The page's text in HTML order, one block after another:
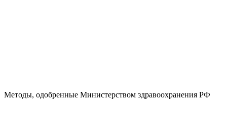
Методы, одобренные Министерством здравоохранения РФ